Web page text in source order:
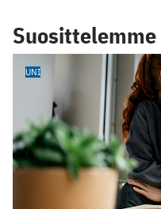
Suosittelemme
UNI